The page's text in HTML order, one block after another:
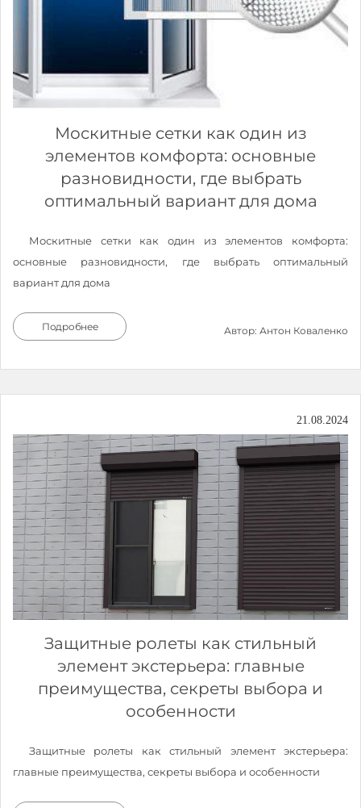
Москитные сетки как один из
элементов комфорта: основные
разновидности, где выбрать
оптимальный вариант для дома
Москитные сетки как один из элементов комфорта:
основные разновидности, где выбрать оптимальный
вариант для дома
Подробнее Автор: Антон Коваленко
21.08.2024
Защитные ролеты как стильный
элемент экстерьера: главные
преимущества, секреты выбора и
особенности
Защитные ролеты как стильный элемент экстерьера:
главные преимущества, секреты выбора и особенности